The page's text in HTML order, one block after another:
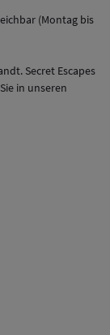
(Montag bis
Secret Escapes
in unseren